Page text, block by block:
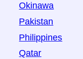
Okinawa
Pakistan
Philippines
Qatar